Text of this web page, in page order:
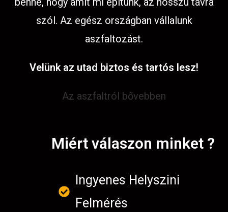
szól. Az egész országban vállalunk
aszfaltozást.
Velünk az utad biztos és tartós lesz!
Az aszfaltról bővebben
Miért válaszon minket ?
Ingyenes Helyszini
Felmérés